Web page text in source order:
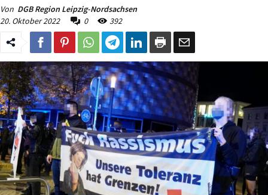
Von DGB Region Leipzig-Nordsachsen
20. Oktober 2022
0 392